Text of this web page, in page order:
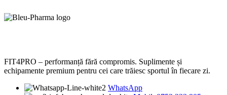
FIT4PRO – performanță fără compromis. Suplimente și
echipamente premium pentru cei care trăiesc sportul în fiecare zi.
WhatsApp